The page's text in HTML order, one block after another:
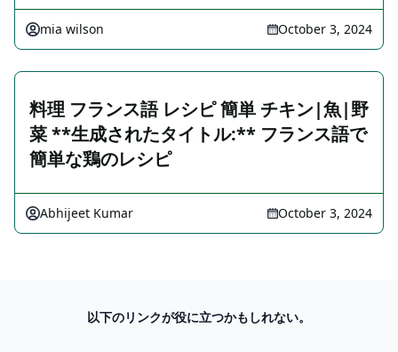
mia wilson October 3, 2024
料理 フランス語 レシピ 簡単 チキン|魚|野
菜 **生成されたタイトル:** フランス語で
簡単な鶏のレシピ
Abhijeet Kumar October 3, 2024
以下のリンクが役に立つかもしれない。